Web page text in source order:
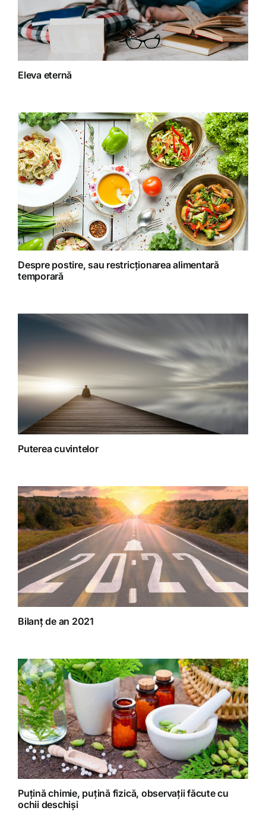
Fără categorie
Fitoterapie
Homeopatie
Retete fructariene
Retete preparate
Retete Raw (nepreparate termic)
Eleva eternă
Despre postire, sau restricționarea alimentară
temporară
Puterea cuvintelor
Bilanț de an 2021
Puțină chimie, puțină fizică, observații făcute cu
ochii deschiși